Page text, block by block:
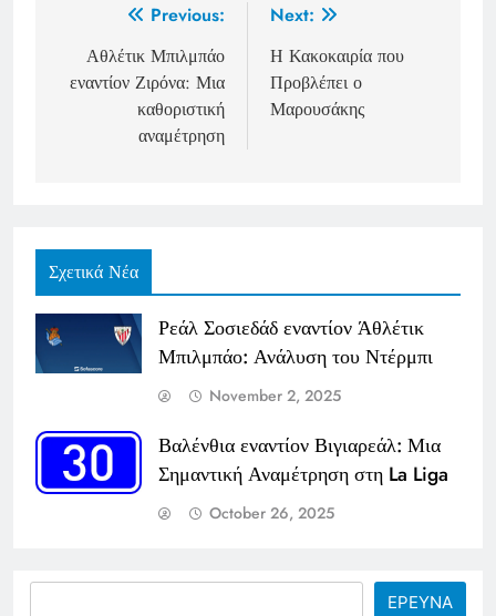
navigation
Previous:
Αθλέτικ Μπιλμπάο
εναντίον Ζιρόνα: Μια
καθοριστική
αναμέτρηση
Next:
Η Κακοκαιρία που
Προβλέπει ο
Μαρουσάκης
Σχετικά Νέα
Ρεάλ Σοσιεδάδ εναντίον Άθλέτικ
Μπιλμπάο: Ανάλυση του Ντέρμπι
November 2, 2025
Βαλένθια εναντίον Βιγιαρεάλ: Μια
Σημαντική Αναμέτρηση στη La Liga
October 26, 2025
ΕΡΕΥΝΑ